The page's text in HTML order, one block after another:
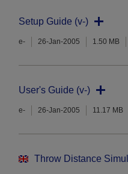
Setup Guide (v-)
e- 26-Jan-2005 1.50 MB
User's Guide (v-)
e- 26-Jan-2005 11.17 MB
Throw Distance